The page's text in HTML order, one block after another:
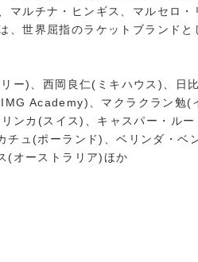
マルチナ・ヒンギス、マルセロ・
、世界屈指のラケットブランドと
ー)、西岡良仁(ミキハウス)、日
Academy)、マクラクラン勉(
ンカ(スイス)、キャスパー・ル
チュ(ポーランド)、ベリンダ・ベ
(オーストラリア)ほか